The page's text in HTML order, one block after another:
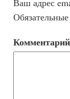
Ваш адрес
Комментарий